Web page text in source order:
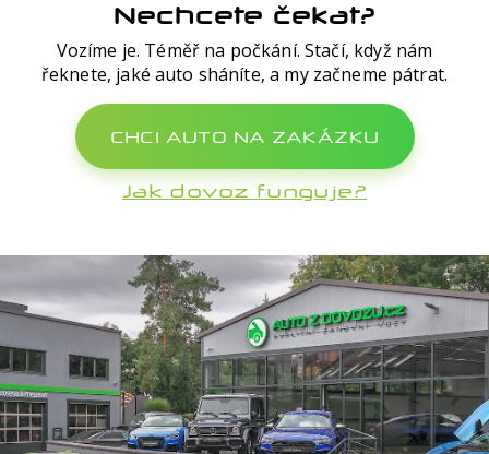
Nechcete čekat?
Vozíme je. Téměř na počkání. Stačí, když nám
řeknete, jaké auto sháníte, a my začneme pátrat.
CHCI AUTO NA ZAKÁZKU
Jak dovoz funguje?